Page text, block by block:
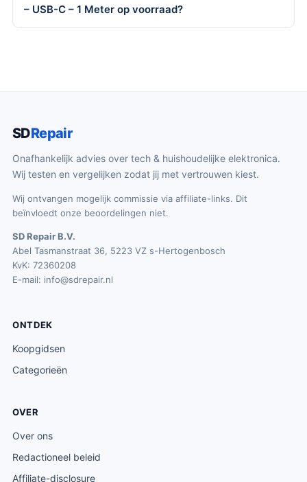
– USB-C – 1 Meter op voorraad?
SDRepair
Onafhankelijk advies over tech & huishoudelijke elektronica.
Wij testen en vergelijken zodat jij met vertrouwen kiest.
Wij ontvangen mogelijk commissie via affiliate-links. Dit
beïnvloedt onze beoordelingen niet.
SD Repair B.V.
Abel Tasmanstraat 36, 5223 VZ s-Hertogenbosch
KvK: 72360208
E-mail: info@sdrepair.nl
ONTDEK
Koopgidsen
Categorieën
OVER
Over ons
Redactioneel beleid
Affiliate-disclosure